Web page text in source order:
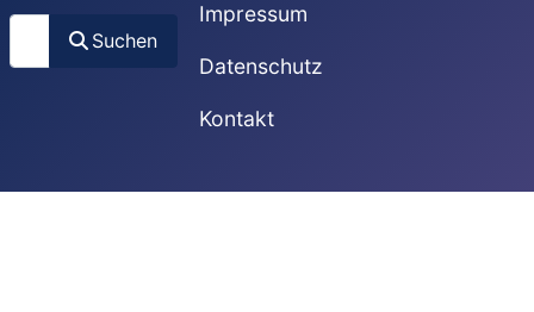
Suchen
Suchen
Impressum
Datenschutz
Kontakt